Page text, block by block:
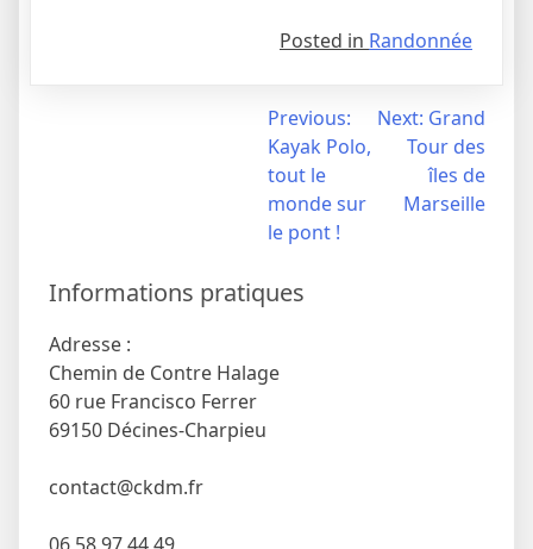
Posted in Randonnée
Previous:
Kayak Polo,
tout le
monde sur
le pont !
Next: Grand
Tour des
îles de
Marseille
Informations pratiques
Adresse :
Chemin de Contre Halage
60 rue Francisco Ferrer
69150 Décines-Charpieu
contact@ckdm.fr